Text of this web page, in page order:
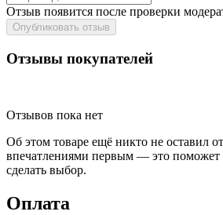
Отзыв появится после проверки
Опубликовать отзыв
Отзывы покупателей
Отзывов пока нет
Об этом товаре ещё никто не оставил
впечатлениями первым — это поможет
сделать выбор.
Оплата